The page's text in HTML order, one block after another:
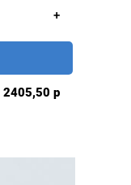
+
2405,50 р